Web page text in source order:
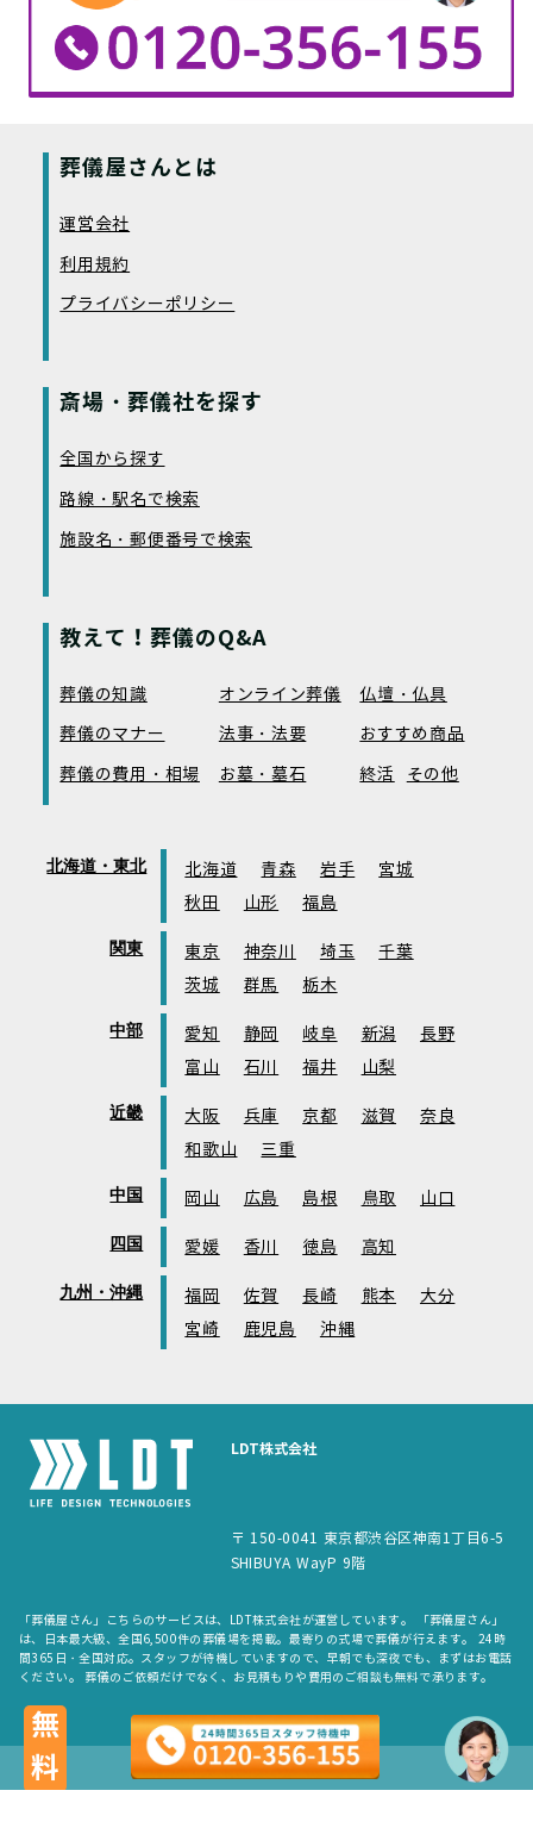
葬儀屋さんとは
運営会社
利用規約
プライバシーポリシー
斎場・葬儀社を探す
全国から探す
路線・駅名で検索
施設名・郵便番号で検索
教えて！葬儀のQ&A
葬儀の知識 オンライン葬儀
仏壇・仏具
葬儀のマナー
法事・法要
おすすめ商品
葬儀の費用・相場
お墓・墓石 終活 その他
北海道・東北 北海道 青森 岩手
宮城
秋田
山形 福島
関東 東京 神奈川 埼玉
千葉
茨城
群馬 栃木
中部 愛知 静岡 岐阜 新潟
長野
富山
石川 福井 山梨
近畿 大阪 兵庫 京都 滋賀
奈良
和歌山
三重
中国 岡山 広島 島根 鳥取 山口
四国 愛媛 香川 徳島 高知
九州・沖縄 福岡 佐賀 長崎 熊本
大分
宮崎
鹿児島 沖縄
LDT株式会社
〒 150-0041 東京都渋谷区神南1丁目6-5
SHIBUYA WayP 9階
「葬儀屋さん」こちらのサービスは、LDT株式会社が運営しています。 「葬儀屋さん」
は、日本最大級、全国6,500件の葬儀場を掲載。最寄りの式場で葬儀が行えます。 24時
間365日・全国対応。スタッフが待機していますので、早朝でも深夜でも、まずはお電話
ください。 葬儀のご依頼だけでなく、お見積もりや費用のご相談も無料で承ります。
無料